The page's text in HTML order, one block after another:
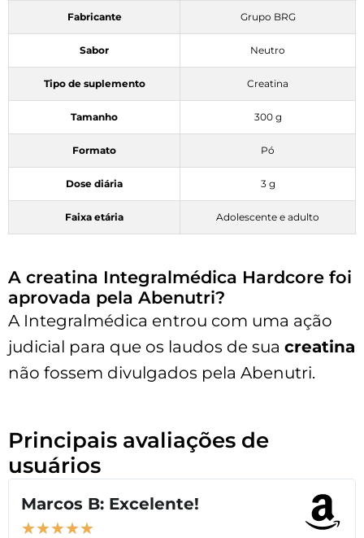
Fabricante Grupo BRG
Sabor Neutro
Tipo de suplemento Creatina
Tamanho 300 g
Formato Pó
Dose diária 3 g
Faixa etária Adolescente e adulto
A creatina Integralmédica Hardcore foi
aprovada pela Abenutri?
A Integralmédica entrou com uma ação
judicial para que os laudos de sua creatina
não fossem divulgados pela Abenutri.
Principais avaliações de
usuários
Marcos B: Excelente!
★★★★★